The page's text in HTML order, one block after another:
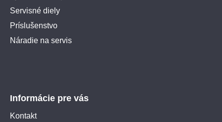
Servisné diely
Príslušenstvo
Náradie na servis
Informácie pre vás
Kontakt